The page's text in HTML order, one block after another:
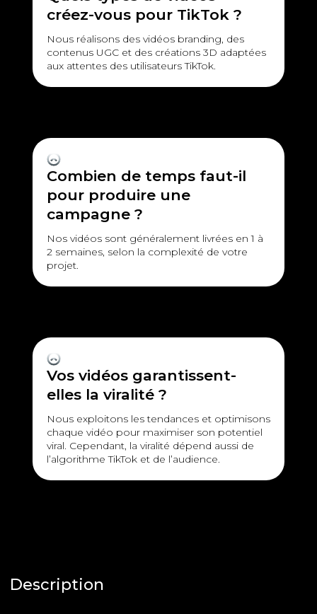
créez-vous pour TikTok ?
Nous réalisons des vidéos branding, des
contenus UGC et des créations 3D adaptées
aux attentes des utilisateurs TikTok.
Combien de temps faut-il
pour produire une
campagne ?
Nos vidéos sont généralement livrées en 1 à
2 semaines, selon la complexité de votre
projet.
Vos vidéos garantissent-
elles la viralité ?
Nous exploitons les tendances et optimisons
chaque vidéo pour maximiser son potentiel
viral. Cependant, la viralité dépend aussi de
l’algorithme TikTok et de l’audience.
Description